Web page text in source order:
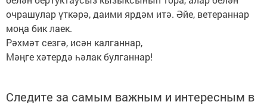
очрашулар үткәрә, даими ярдәм итә. Әйе, ветераннар
моңа бик лаек.
Рәхмәт сезгә, исән калганнар,
Мәңге хәтердә һәлак булганнар!
Следите за самым важным и интересным в